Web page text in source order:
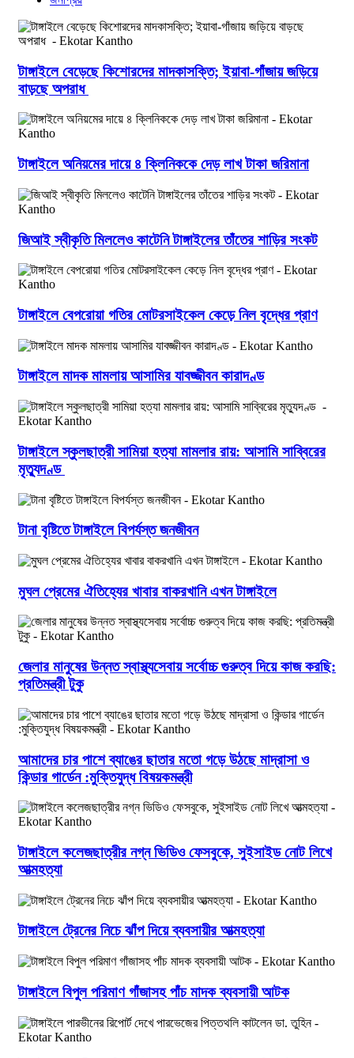
টাঙ্গাইলে বেড়েছে কিশোরদের মাদকাসক্তি; ইয়াবা-গাঁজায় জড়িয়ে
বাড়ছে অপরাধ
টাঙ্গাইলে অনিয়মের দায়ে ৪ ক্লিনিককে দেড় লাখ টাকা জরিমানা
জিআই স্বীকৃতি মিললেও কাটেনি টাঙ্গাইলের তাঁতের শাড়ির সংকট
টাঙ্গাইলে বেপরোয়া গতির মোটরসাইকেল কেড়ে নিল বৃদ্ধের প্রাণ
টাঙ্গাইলে মাদক মামলায় আসামির যাবজ্জীবন কারাদণ্ড
টাঙ্গাইলে স্কুলছাত্রী সামিয়া হত্যা মামলার রায়: আসামি সাব্বিরের
মৃত্যুদণ্ড
টানা বৃষ্টিতে টাঙ্গাইলে বিপর্যস্ত জনজীবন
মুঘল প্রেমের ঐতিহ্যের খাবার বাকরখানি এখন টাঙ্গাইলে
জেলার মানুষের উন্নত স্বাস্থ্যসেবায় সর্বোচ্চ গুরুত্ব দিয়ে কাজ করছি:
প্রতিমন্ত্রী টুকু
আমাদের চার পাশে ব্যাঙের ছাতার মতো গড়ে উঠছে মাদ্রাসা ও
কিন্ডার গার্ডেন :মুক্তিযুদ্ধ বিষয়কমন্ত্রী
টাঙ্গাইলে কলেজছাত্রীর নগ্ন ভিডিও ফেসবুকে, সুইসাইড নোট লিখে
আত্মহত্যা
টাঙ্গাইলে ট্রেনের নিচে ঝাঁপ দিয়ে ব্যবসায়ীর আত্মহত্যা
টাঙ্গাইলে বিপুল পরিমাণ গাঁজাসহ পাঁচ মাদক ব্যবসায়ী আটক